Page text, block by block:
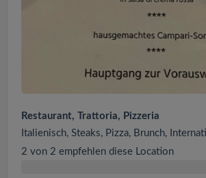
Restaurant, Trattoria, Pizzeria
Italienisch, Steaks, Pizza, Brunch,
2 von 2 empfehlen diese Location